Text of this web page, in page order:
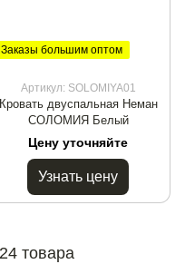
Заказы большим оптом
Артикул: SOLOMIYA01
Кровать двуспальная Неман
СОЛОМИЯ Белый
Цену уточняйте
Узнать цену
товара